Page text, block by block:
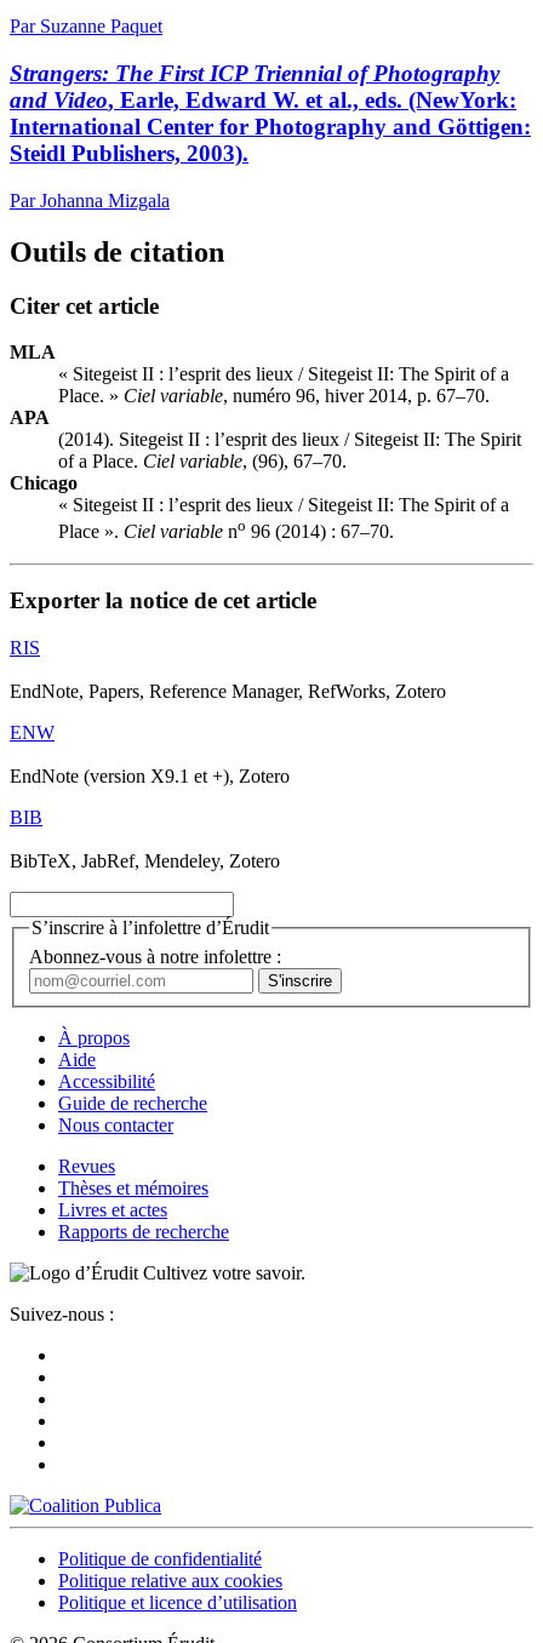
Par Suzanne Paquet
Strangers: The First ICP Triennial of Photography
and Video, Earle, Edward W. et al., eds. (NewYork:
International Center for Photography and Göttigen:
Steidl Publishers, 2003).
Par Johanna Mizgala
Outils de citation
Citer cet article
MLA
« Sitegeist II : l’esprit des lieux / Sitegeist II: The Spirit of a
Place. » Ciel variable, numéro 96, hiver 2014, p. 67–70.
APA
(2014). Sitegeist II : l’esprit des lieux / Sitegeist II: The Spirit
of a Place. Ciel variable, (96), 67–70.
Chicago
« Sitegeist II : l’esprit des lieux / Sitegeist II: The Spirit of a
Place ». Ciel variable no 96 (2014) : 67–70.
Exporter la notice de cet article
RIS
EndNote, Papers, Reference Manager, RefWorks, Zotero
ENW
EndNote (version X9.1 et +), Zotero
BIB
BibTeX, JabRef, Mendeley, Zotero
S’inscrire à l’infolettre d’Érudit
Abonnez-vous à notre infolettre :
À propos
Aide
Accessibilité
Guide de recherche
Nous contacter
Revues
Thèses et mémoires
Livres et actes
Rapports de recherche
Cultivez votre savoir.
Suivez-nous :
Politique de confidentialité
Politique relative aux cookies
Politique et licence d’utilisation